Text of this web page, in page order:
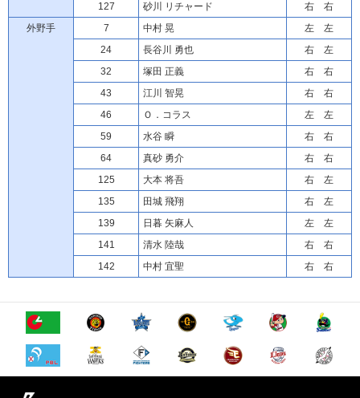
127
砂川 リチャード
右 右
外野手
7 中村 晃
左 左
24
長谷川 勇也
右 左
32
塚田 正義
右 右
43
江川 智晃
右 右
46
Ｏ．コラス
左 左
59
水谷 瞬
右 右
64
真砂 勇介
右 右
125
大本 将吾
右 左
135
田城 飛翔
右 左
139
日暮 矢麻人
左 左
141
清水 陸哉
右 右
142
中村 宜聖 右 右